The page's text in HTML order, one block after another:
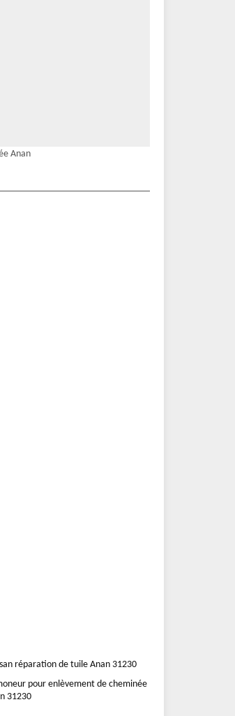
Anan
réparation de tuile Anan 31230
pour enlèvement de cheminée
31230